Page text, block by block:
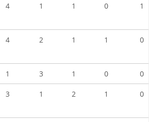
4 1 1 0 1
4 2 1 1 0
1 3 1 0 0
3 1 2 1 0